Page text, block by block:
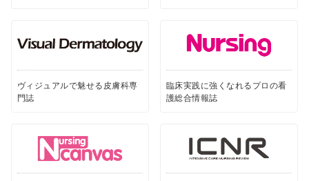
ヴィジュアルで魅せる皮膚科専
門誌
臨床実践に強くなれるプロの看
護総合情報誌